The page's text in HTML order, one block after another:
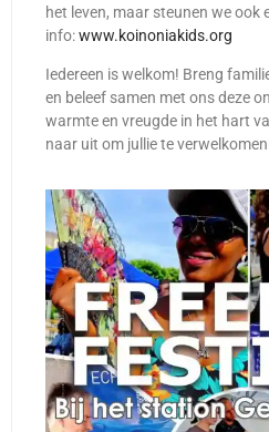
het leven, maar steunen we ook
info:www.koinoniakids.org
Iedereen is welkom! Breng
en beleef samen met ons deze
warmte en vreugde in het hart
naar uit om jullie te